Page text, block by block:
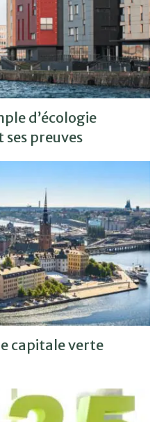
d’écologie
preuves
capitale verte